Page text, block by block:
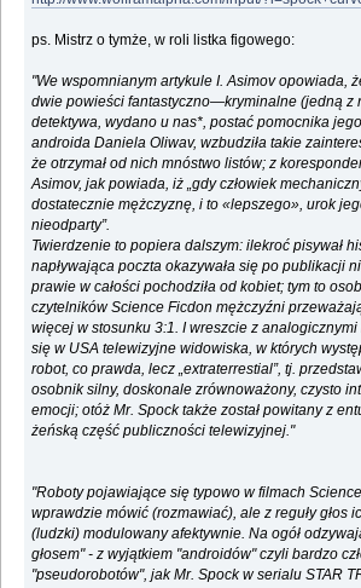
ps. Mistrz o tymże, w roli listka figowego:
"We wspomnianym artykule I. Asimov opowiada,
dwie powieści fantastyczno—kryminalne (jedną z
detektywa, wydano u nas*, postać pomocnika
androida Daniela Oliwav, wzbudziła takie
że otrzymał od nich mnóstwo listów; z
Asimov, jak powiada, iż „gdy człowiek
dostatecznie mężczyznę, i to «lepszego», urok
nieodparty”.
Twierdzenie to popiera dalszym: ilekroć pisywał
napływająca poczta okazywała się po publikacji
prawie w całości pochodziła od kobiet; tym to
czytelników Science Ficdon mężczyźni
więcej w stosunku 3:1. I wreszcie z analogicznymi
się w USA telewizyjne widowiska, w których
robot, co prawda, lecz „extraterrestial”, tj.
osobnik silny, doskonale zrównoważony, czysto
emocji; otóż Mr. Spock także został powitany z
żeńską część publiczności telewizyjnej."
"Roboty pojawiające się typowo w filmach
wprawdzie mówić (rozmawiać), ale z reguły głos
(ludzki) modulowany afektywnie. Na ogół
głosem" - z wyjątkiem "androidów" czyli bardzo
"pseudorobotów", jak Mr. Spock w serialu STAR